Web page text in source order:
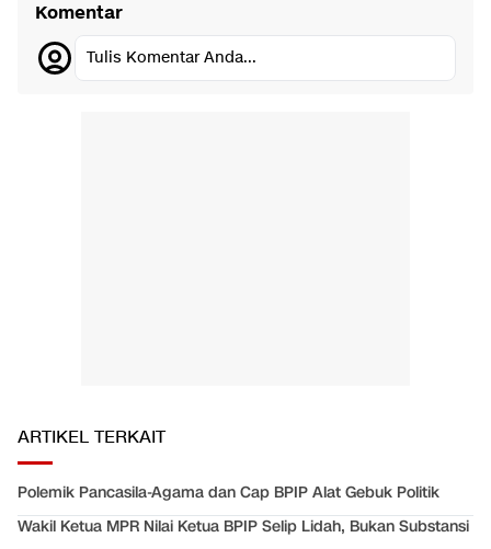
Komentar
Tulis Komentar Anda...
ARTIKEL TERKAIT
Polemik Pancasila-Agama dan Cap BPIP Alat Gebuk Politik
Wakil Ketua MPR Nilai Ketua BPIP Selip Lidah, Bukan Substansi